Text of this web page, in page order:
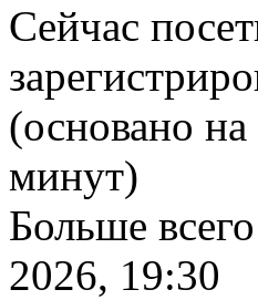
Сейчас
(основано на
минут)
Больше
2026, 19:30